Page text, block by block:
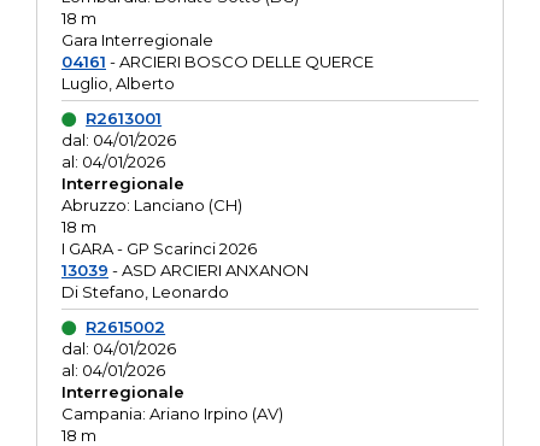
18 m
Gara Interregionale
04161 - ARCIERI BOSCO DELLE QUERCE
Luglio, Alberto
R2613001
dal: 04/01/2026
al: 04/01/2026
Interregionale
Abruzzo: Lanciano (CH)
18 m
I GARA - GP Scarinci 2026
13039 - ASD ARCIERI ANXANON
Di Stefano, Leonardo
R2615002
dal: 04/01/2026
al: 04/01/2026
Interregionale
Campania: Ariano Irpino (AV)
18 m